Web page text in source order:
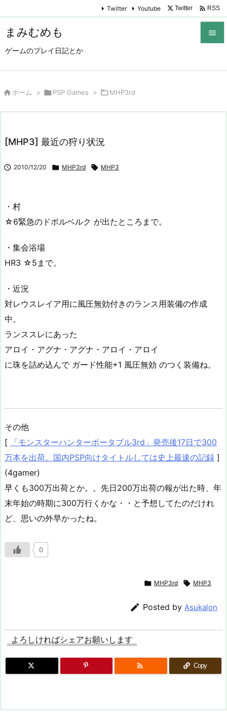
まみむめも
ゲームのプレイ日記とか

Twitter Youtube Twitter  RSS
 ホーム > PSP Games > MHP3rd
[MHP3] 最近の狩り状況
 2010/12/20  MHP3rd  MHP3
・村
☆6緊急のドボルベルク が出たところまで。
・集会浴場
HR3 ☆5まで。
・近況
対レウスレイア用に風圧無効付きのランス用装備の作成
中。
ランススレにあった
アロイ・アグナ・アグナ・アロイ・アロイ
に珠を詰め込んで ガード性能+1 風圧無効 のつく装備ね。
その他
[
「モンスターハンターポータブル3rd」発売後17日で300
万本を出荷。国内PSP向けタイトルしては史上最速の記録 ]
(4gamer)
早くも300万出荷とか。。先日200万出荷の報が出た時、年
末年始の時期に300万行くかな・・と予想してたのだけれ
ど、思いの外早かったね。
0
 MHP3rd  MHP3
 Posted by Asukalon
よろしければシェアお願いします
 Copy